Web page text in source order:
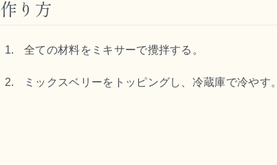
作り方
全ての材料をミキサーで攪拌する。
ミックスベリーをトッピングし、冷蔵庫で冷やす。